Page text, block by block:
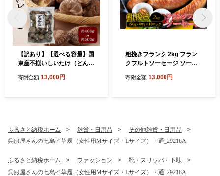
【訳あり】【選べる容量】国
東産不揃いしいたけ（どん
寄附金額 13,000円
粗挽きフランク 2kg フラン
クフルトソーセージ ソーセ
豚 豚肉 鶏肉 旨味 おかず お
寄附金額 13,000円
ふるさと納税ホーム 雑貨・日用品
その他雑貨・日用品
呉服屋さんの七島イ草履（女性用Mサイズ・Lサイズ）・通_29218A
ふるさと納税ホーム ファッション
靴・スリッパ・下駄
呉服屋さんの七島イ草履（女性用Mサイズ・Lサイズ）・通_29218A